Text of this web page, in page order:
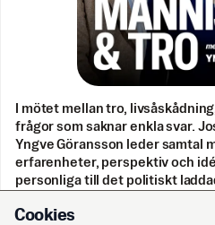
I mötet mellan tro,
frågor som saknar enkla svar.
Yngve Göransson leder samtal
erfarenheter, perspektiv och
personliga till det politiskt
Cookies